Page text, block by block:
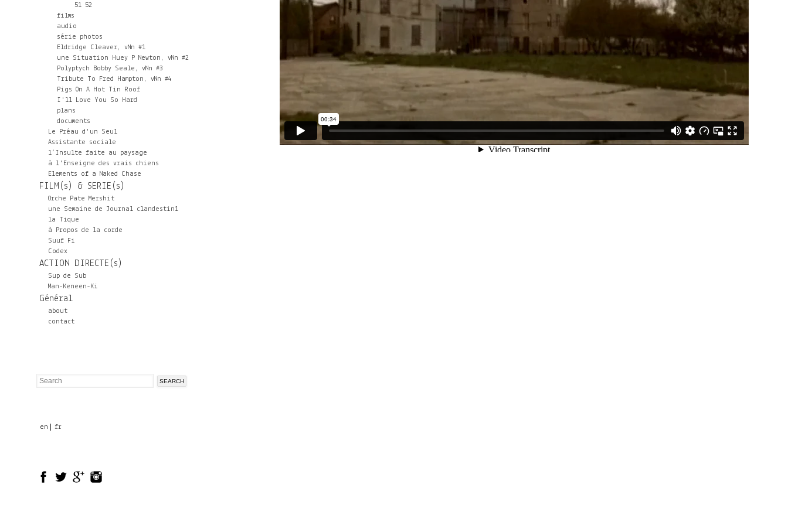
51 52
films
audio
série photos
Eldridge Cleaver, vNn #1
une Situation Huey P Newton, vNn #2
Polyptych Bobby Seale, vNn #3
Tribute To Fred Hampton, vNn #4
Pigs On A Hot Tin Roof
I'll Love You So Hard
plans
documents
Le Préau d'un Seul
Assistante sociale
l’Insulte faite au paysage
à l'Enseigne des vrais chiens
Elements of a Naked Chase
FILM(s) & SERIE(s)
Orche Pate Mershit
une Semaine de Journal clandestin1
la Tique
à Propos de la corde
Suuf Fi
Codex
ACTION DIRECTE(s)
Sup de Sub
Man-Keneen-Ki
Général
about
contact
Search
en fr